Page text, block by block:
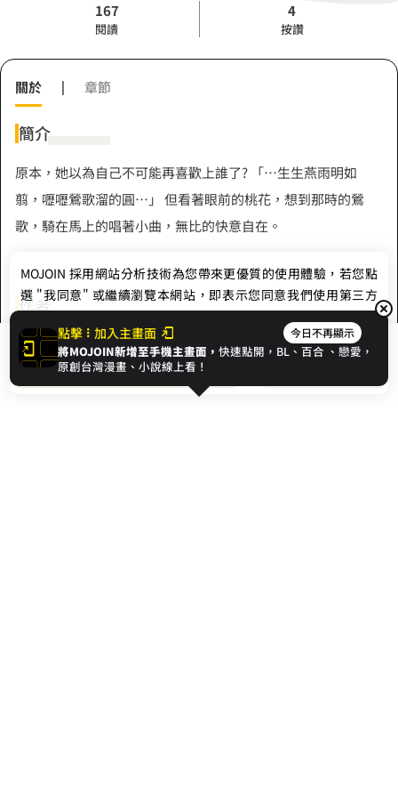
167
閱讀
4
按讚
開始閱讀
關於 | 章節
簡介
原本，她以為自己不可能再喜歡上誰了? 「…生生燕雨明如
翦，嚦嚦鶯歌溜的圓…」 但看著眼前的桃花，想到那時的鶯
歌，騎在馬上的唱著小曲，無比的快意自在。
作者
馥閒庭
點擊 加入主畫面 今日不再顯示
將MOJOIN新增至手機主畫面，快速點開，BL、百合 、戀愛，
原創台灣漫畫、小說線上看！
MOJOIN 採用網站分析技術為您帶來更優質的使用體驗，若您點
選 "我同意" 或繼續瀏覽本網站，即表示您同意我們使用第三方
Cookie，欲瞭解更多資訊請見隱私權政策。
我同意